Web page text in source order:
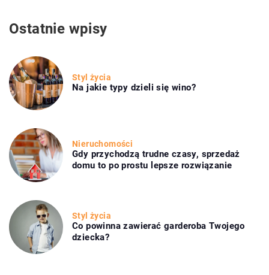
Ostatnie wpisy
Styl życia
Na jakie typy dzieli się wino?
Nieruchomości
Gdy przychodzą trudne czasy, sprzedaż
domu to po prostu lepsze rozwiązanie
Styl życia
Co powinna zawierać garderoba Twojego
dziecka?